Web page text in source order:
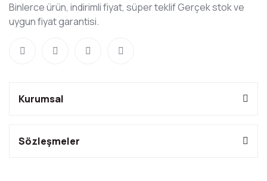
Binlerce ürün, indirimli fiyat, süper teklif Gerçek stok ve
uygun fiyat garantisi.
Kurumsal
Sözleşmeler